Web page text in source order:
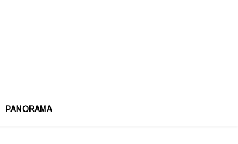
PANORAMA